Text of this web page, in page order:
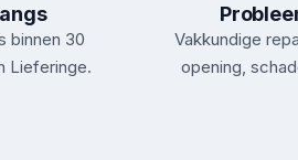
binnen 30
Lieferinge.
Vakkundige
opening,